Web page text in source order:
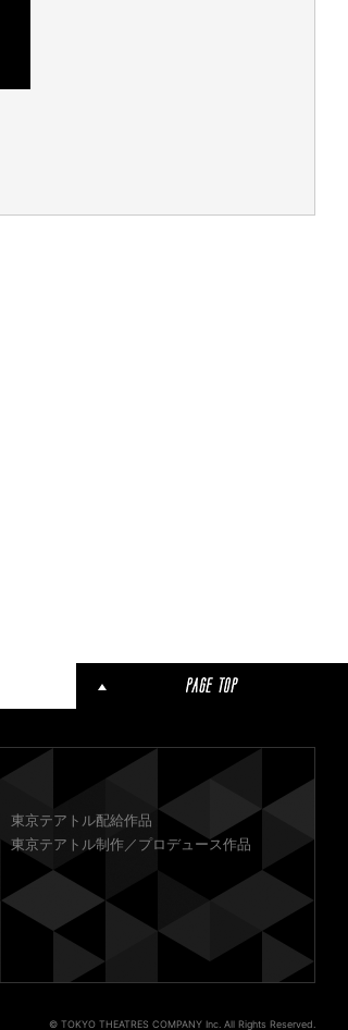
東京テアトル配給作品
東京テアトル制作／プロデュース作品
© TOKYO THEATRES COMPANY Inc. All Rights Reserved.